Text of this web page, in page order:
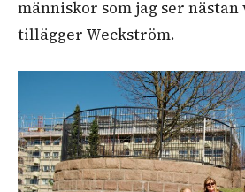
människor som jag ser nästan
tillägger Weckström.